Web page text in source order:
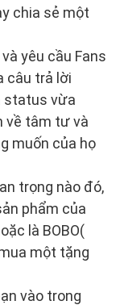
chia sẻ một
yêu cầu Fans
câu trả lời
status vừa
về tâm tư và
muốn của họ
trọng nào đó,
phẩm của
là BOBO(
một tặng
vào trong